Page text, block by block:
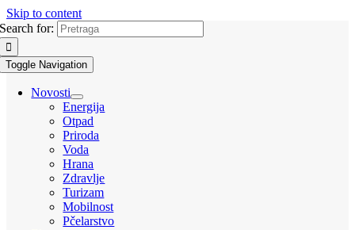
Skip to content
Search for:
Toggle Navigation
Novosti
Energija
Otpad
Priroda
Voda
Hrana
Zdravlje
Turizam
Mobilnost
Pčelarstvo